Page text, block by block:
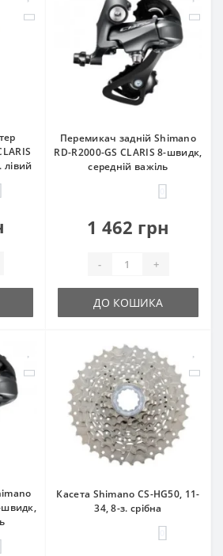
Перемикач задній Shimano
RD-R2000-GS CLARIS 8-швидк,
середній важіль
1 462 грн
- +
ДО КОШИКА
швидк,
Касета Shimano CS-HG50, 11-
34, 8-з. срібна